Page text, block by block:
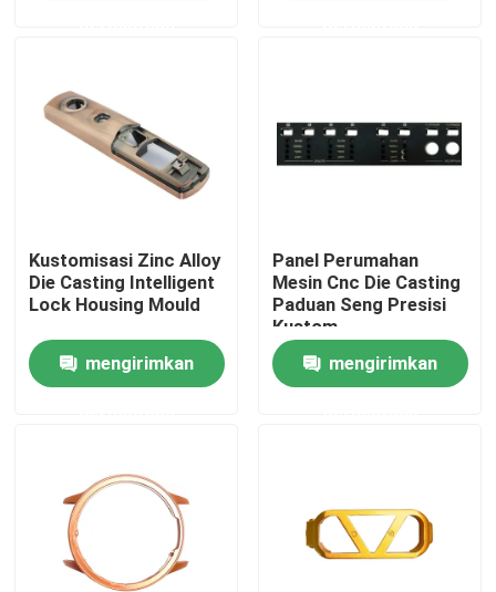
Tentang Kami
Tur Pabrik
Hubungi Kami
Berita
Cetakan Injeksi Otomatis
Bagian peralatan rumah tangga Cetakan injeksi
Kustomisasi Zinc Alloy
Die Casting Intelligent
Lock Housing Mould
mengirimkan
Panel Perumahan
Mesin Cnc Die Casting
Paduan Seng Presisi
Kustom
mengirimkan